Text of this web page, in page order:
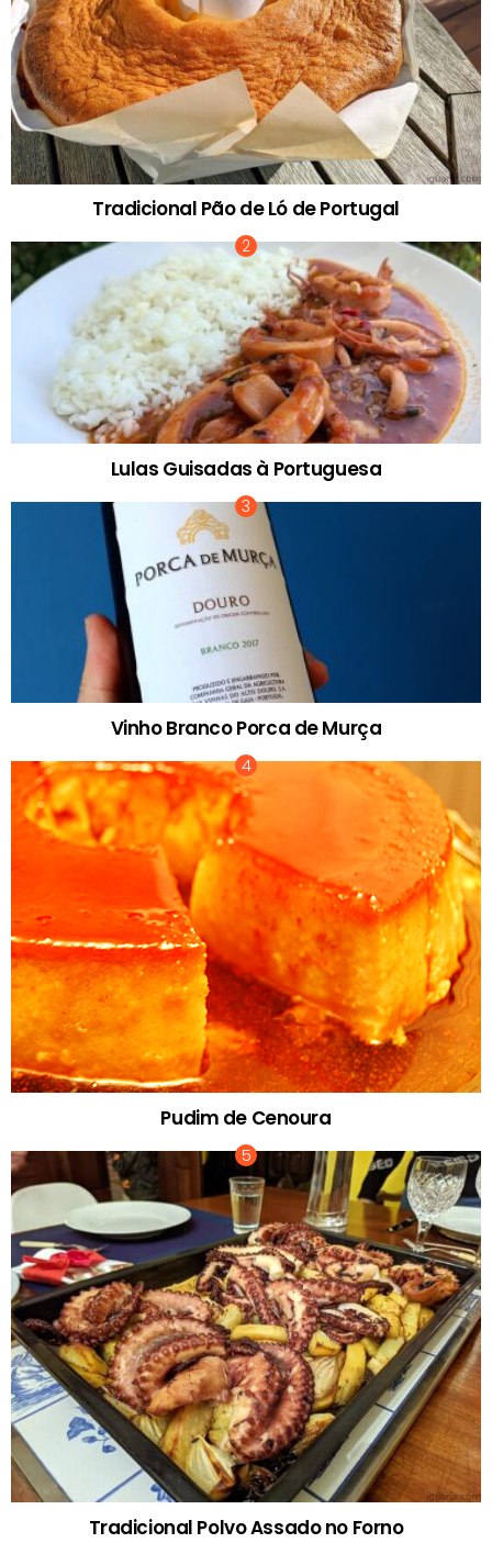
Tradicional Pão de Ló de Portugal
Lulas Guisadas à Portuguesa
Vinho Branco Porca de Murça
Pudim de Cenoura
Tradicional Polvo Assado no Forno